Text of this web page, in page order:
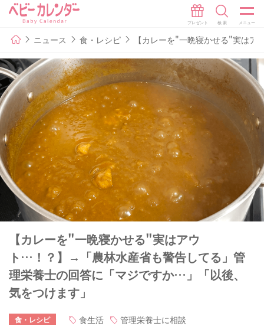
ニュース 食・レシピ 【カレーを"一晩寝かせる"実は
【カレーを"一晩寝かせる"実はアウ
ト…！？】→「農林水産省も警告してる」管
理栄養士の回答に「マジですか…」「以後、
気をつけます」
食・レシピ 食生活
管理栄養士に相談